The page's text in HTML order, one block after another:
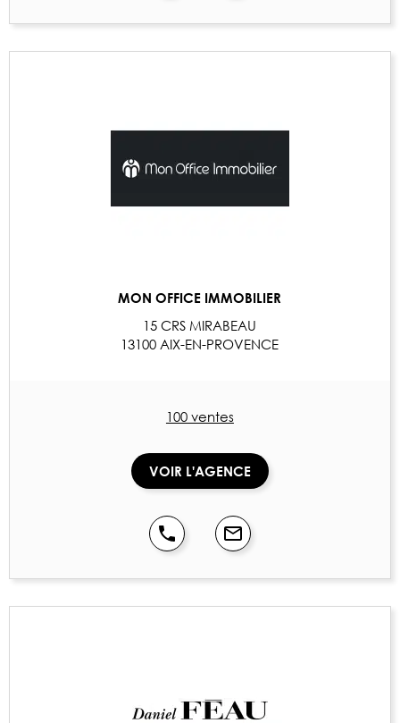
MON OFFICE IMMOBILIER
15 CRS MIRABEAU
13100 AIX-EN-PROVENCE
100 ventes
VOIR L'AGENCE